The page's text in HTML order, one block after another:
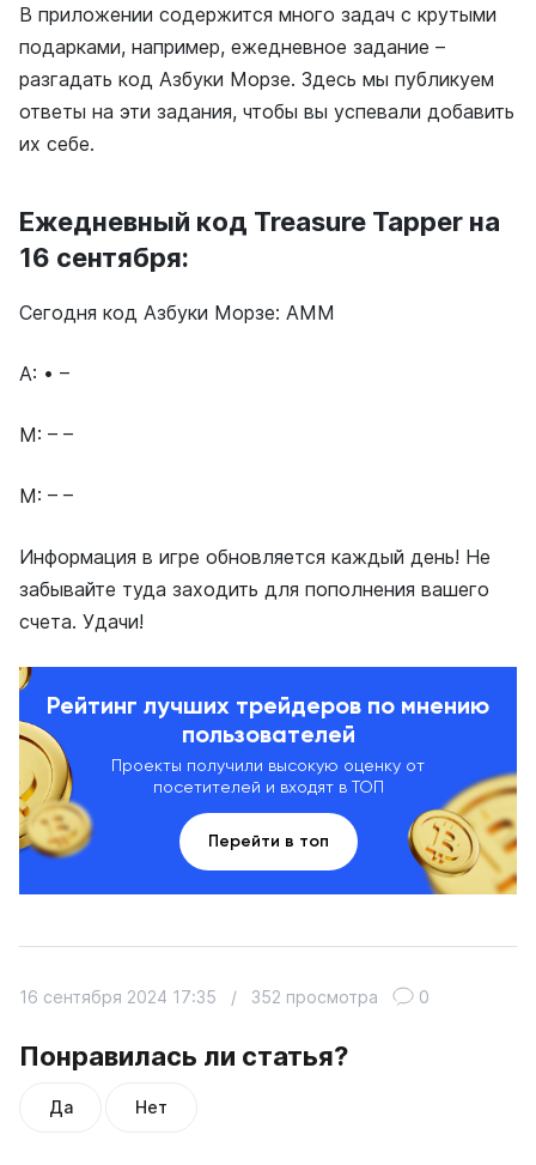
В приложении содержится много задач с крутыми
подарками, например, ежедневное задание –
разгадать код Азбуки Морзе. Здесь мы публикуем
ответы на эти задания, чтобы вы успевали добавить
их себе.
Ежедневный код Treasure Tapper на
16 сентября:
Сегодня код Азбуки Морзе: AMM
A: • –
M: – –
M: – –
Информация в игре обновляется каждый день! Не
забывайте туда заходить для пополнения вашего
счета. Удачи!
Рейтинг лучших трейдеров по мнению
пользователей
Проекты получили высокую оценку от
посетителей и входят в ТОП
Перейти в топ
Понравилась ли статья?
Да Нет
16 сентября 2024 17:35 / 352 просмотра 0